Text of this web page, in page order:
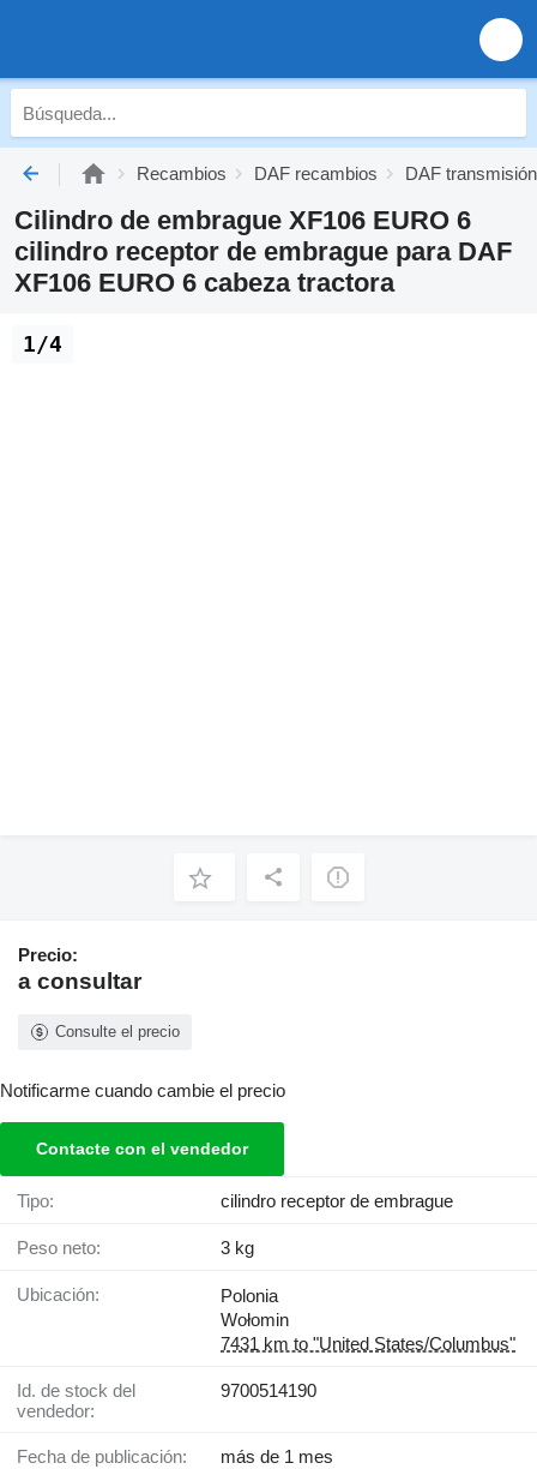
Recambios DAF recambios DAF transmisión
Cilindro de embrague XF106 EURO 6
cilindro receptor de embrague para DAF
XF106 EURO 6 cabeza tractora
1/4
Precio:
a consultar
Consulte el precio
Notificarme cuando cambie el precio
Contacte con el vendedor
Tipo: cilindro receptor de embrague
Peso neto: 3 kg
Ubicación:
Polonia
Wołomin
7431 km to "United States/Columbus"
Id. de stock del
vendedor:
9700514190
Fecha de publicación: más de 1 mes